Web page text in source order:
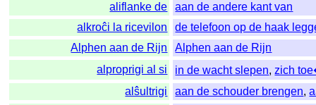
aliflanke de
aan de andere kant van
alkroĉi la ricevilon
de telefoon op de haak
Alphen aan de Rijn
Alphen aan de Rijn
alproprigi al si
in de wacht slepen,zich
alŝultrigi
aan de schouder brengen,